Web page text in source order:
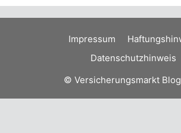
Impressum
Datenschutzhinweis
© Versicherungsmarkt Blog